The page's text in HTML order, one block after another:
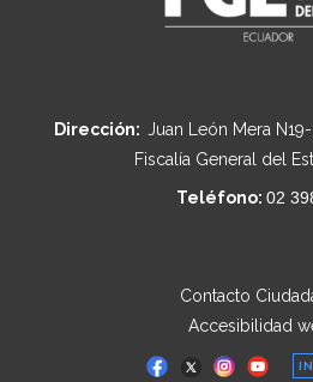
Dirección: Juan León Mera
Fiscalía General del
Teléfono: 02
Contacto
Accesibilidad